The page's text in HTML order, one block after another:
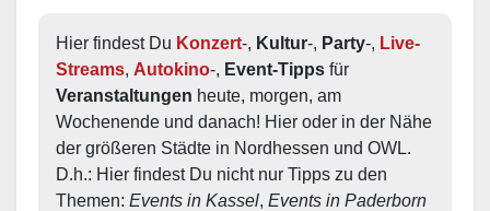
Hier findest Du Konzert-, Kultur-, Party-, Live-
Streams, Autokino-, Event-Tipps
Veranstaltungen heute, morgen, am
Wochenende und danach! Hier oder in der Nähe
der größeren Städte in Nordhessen und OWL.
D.h.: Hier findest Du nicht nur Tipps zu den
Themen: Events in Kassel, Events in Paderborn